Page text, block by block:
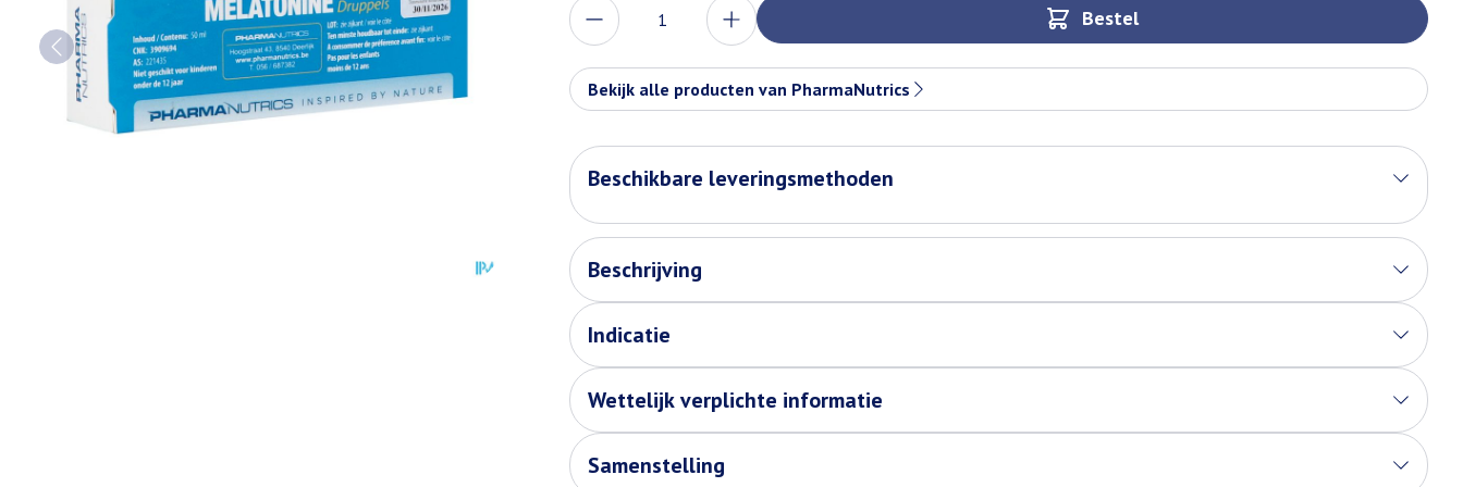
Aantal
Bestel
Bekijk alle producten van PharmaNutrics
Beschikbare leveringsmethoden
Beschrijving
Indicatie
Wettelijk verplichte informatie
Samenstelling